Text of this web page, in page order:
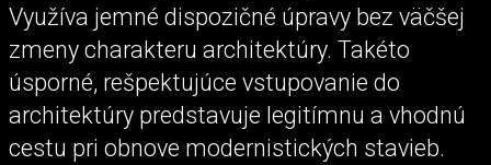
Využíva jemné dispozičné úpravy bez väčšej
zmeny charakteru architektúry. Takéto
úsporné, rešpektujúce vstupovanie do
architektúry predstavuje legitímnu a vhodnú
cestu pri obnove modernistických stavieb.